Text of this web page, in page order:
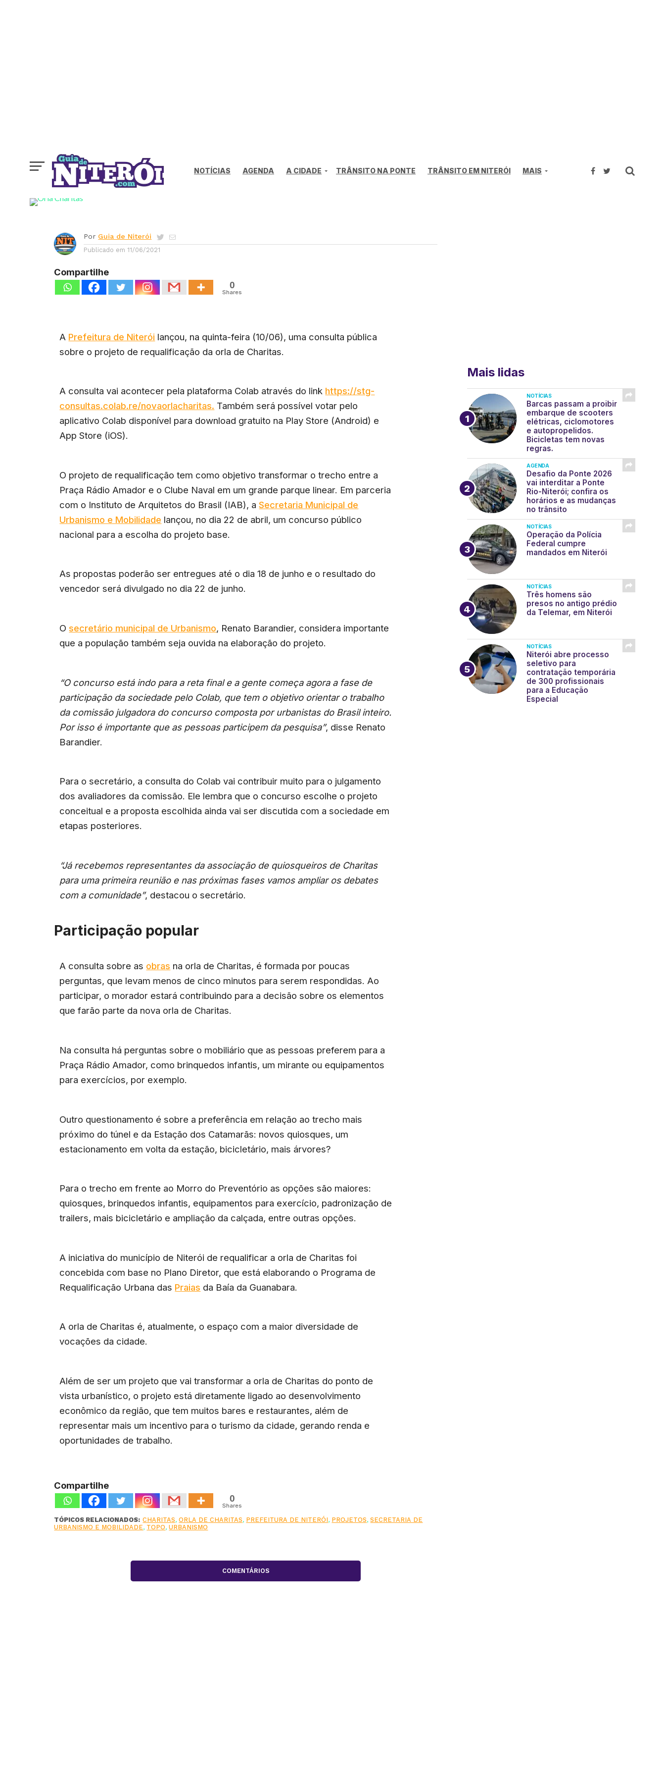
NOTÍCIAS AGENDA A CIDADE TRÂNSITO NA PONTE TRÂNSITO EM NITERÓI MAIS
consulta pública sobre
obras na orla de Charitas
Por Guia de Niterói
Publicado em 11/06/2021
Compartilhe
0
Shares
A Prefeitura de Niterói lançou, na quinta-feira (10/06), uma consulta pública
sobre o projeto de requalificação da orla de Charitas.
A consulta vai acontecer pela plataforma Colab através do link https://stg-
consultas.colab.re/novaorlacharitas. Também será possível votar pelo
aplicativo Colab disponível para download gratuito na Play Store (Android) e
App Store (iOS).
O projeto de requalificação tem como objetivo transformar otrecho entre a
Praça Rádio Amador e o Clube Naval em um grande parque linear. Em parceria
com o Instituto de Arquitetos do Brasil (IAB), aSecretaria Municipal de
Urbanismo e Mobilidade lançou, no dia 22 de abril, um concurso público
nacional para a escolha do projeto base.
As propostas poderão ser entregues até o dia 18 de junho e o resultado do
vencedor será divulgado no dia 22 de junho.
Osecretário municipal de Urbanismo, Renato Barandier, considera importante
que a população também seja ouvida na elaboração do projeto.
“O concurso está indo para a reta final e a gente começa agora a fase de
participação da sociedade pelo Colab, que tem o objetivo orientar o trabalho
da comissão julgadora do concurso composta por urbanistas do Brasil inteiro.
Por isso é importante que as pessoas participem da pesquisa”, disse Renato
Barandier.
Para o secretário, a consulta do Colab vai contribuir muito para o julgamento
dos avaliadores da comissão. Ele lembra que o concurso escolhe o projeto
conceitual e a proposta escolhida ainda vai ser discutida com a sociedade em
etapas posteriores.
“Já recebemos representantes da associação de quiosqueiros de Charitas
para uma primeira reunião e nas próximas fases vamos ampliar os debates
com a comunidade”, destacou o secretário.
Participação popular
A consulta sobre as obras na orla de Charitas, é formada por poucas
perguntas, que levam menos de cinco minutos para serem respondidas. Ao
participar, o morador estará contribuindo para a decisão sobre os elementos
que farão parte da nova orla de Charitas.
Na consulta há perguntas sobre o mobiliário que as pessoas preferem para a
Praça Rádio Amador, como brinquedos infantis, um mirante ou equipamentos
para exercícios, por exemplo.
Outro questionamento é sobre a preferência em relação ao trecho mais
próximo do túnel e da Estação dos Catamarãs: novos quiosques, um
estacionamento em volta da estação, bicicletário, mais árvores?
Para o trecho em frente ao Morro do Preventório as opções são maiores:
quiosques, brinquedos infantis, equipamentos para exercício, padronização de
trailers, mais bicicletário e ampliação da calçada, entre outras opções.
A iniciativa do município de Niterói de requalificar a orla de Charitas foi
concebida com base no Plano Diretor, que está elaborando o Programa de
Requalificação Urbana das Praias da Baía da Guanabara.
A orla de Charitas é, atualmente, o espaço com a maior diversidade de
vocações da cidade.
Além de ser um projeto que vai transformar a orla de Charitas do ponto de
vista urbanístico, o projeto está diretamente ligado ao desenvolvimento
econômico da região, que tem muitos bares e restaurantes, além de
representar mais um incentivo para o turismo da cidade, gerando renda e
oportunidades de trabalho.
Compartilhe
0
Shares
TÓPICOS RELACIONADOS: CHARITAS,ORLA DE CHARITAS, PREFEITURA DE NITERÓI, PROJETOS,SECRETARIA DE
URBANISMO E MOBILIDADE, TOPO,URBANISMO
COMENTÁRIOS
Mais lidas
NOTÍCIAS
Barcas passam a proibir
embarque de scooters
elétricas, ciclomotores
e autopropelidos.
Bicicletas tem novas
regras.
AGENDA
Desafio da Ponte 2026
vai interditar a Ponte
Rio-Niterói; confira os
horários e as mudanças
no trânsito
NOTÍCIAS
Operação da Polícia
Federal cumpre
mandados em Niterói
NOTÍCIAS
Três homens são
presos no antigo prédio
da Telemar, em Niterói
NOTÍCIAS
Niterói abre processo
seletivo para
contratação temporária
de 300 profissionais
para a Educação
Especial